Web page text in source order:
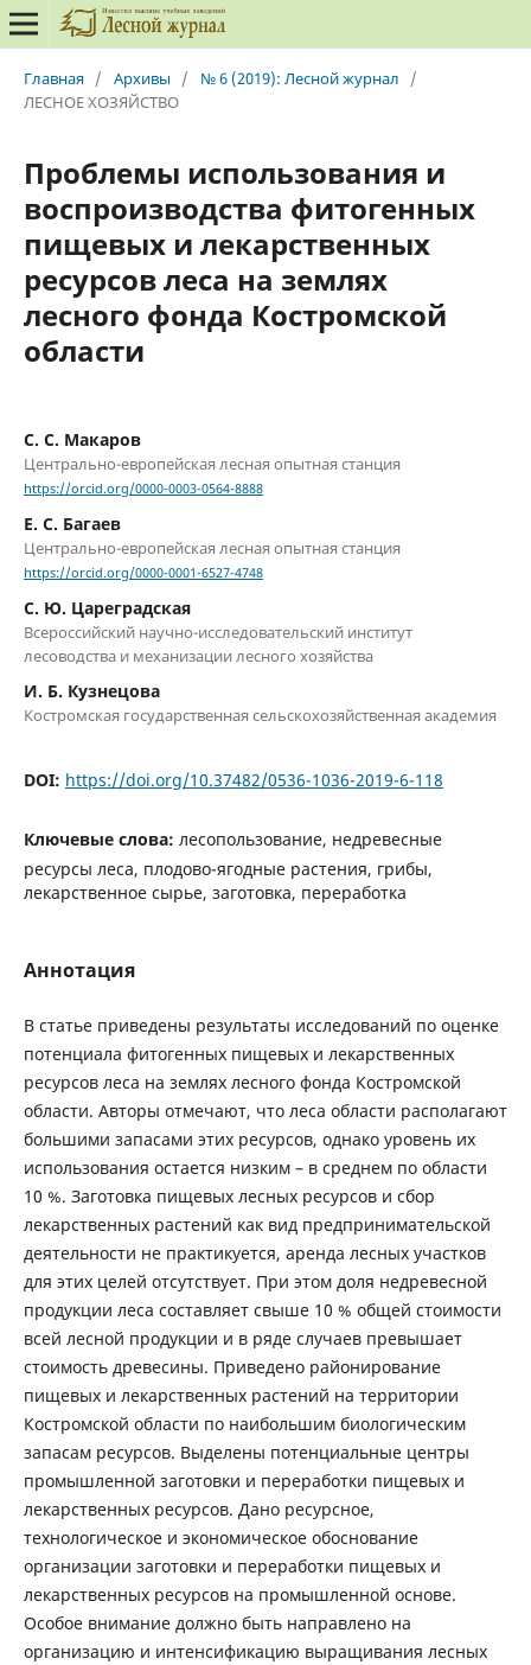
Главная / Архивы / № 6 (2019): Лесной журнал
/
ЛЕСНОЕ ХОЗЯЙСТВО
Проблемы использования и
воспроизводства фитогенных
пищевых и лекарственных
ресурсов леса на землях
лесного фонда Костромской
области
С. С. Макаров
Центрально-европейская лесная опытная станция
https://orcid.org/0000-0003-0564-8888
Е. С. Багаев
Центрально-европейская лесная опытная станция
https://orcid.org/0000-0001-6527-4748
С. Ю. Цареградская
Всероссийский научно-исследовательский институт
лесоводства и механизации лесного хозяйства
И. Б. Кузнецова
Костромская государственная сельскохозяйственная академия
DOI: https://doi.org/10.37482/0536-1036-2019-6-118
Ключевые слова: лесопользование, недревесные
ресурсы леса, плодово-ягодные растения, грибы,
лекарственное сырье, заготовка, переработка
Аннотация
В статье приведены результаты исследований по оценке
потенциала фитогенных пищевых и лекарственных
ресурсов леса на землях лесного фонда Костромской
области. Авторы отмечают, что леса области располагают
большими запасами этих ресурсов, однако уровень их
использования остается низким – в среднем по области
10 %. Заготовка пищевых лесных ресурсов и сбор
лекарственных растений как вид предпринимательской
деятельности не практикуется, аренда лесных участков
для этих целей отсутствует. При этом доля недревесной
продукции леса составляет свыше 10 % общей стоимости
всей лесной продукции и в ряде случаев превышает
стоимость древесины. Приведено районирование
пищевых и лекарственных растений на территории
Костромской области по наибольшим биологическим
запасам ресурсов. Выделены потенциальные центры
промышленной заготовки и переработки пищевых и
лекарственных ресурсов. Дано ресурсное,
технологическое и экономическое обоснование
организации заготовки и переработки пищевых и
лекарственных ресурсов на промышленной основе.
Особое внимание должно быть направлено на
организацию и интенсификацию выращивания лесных